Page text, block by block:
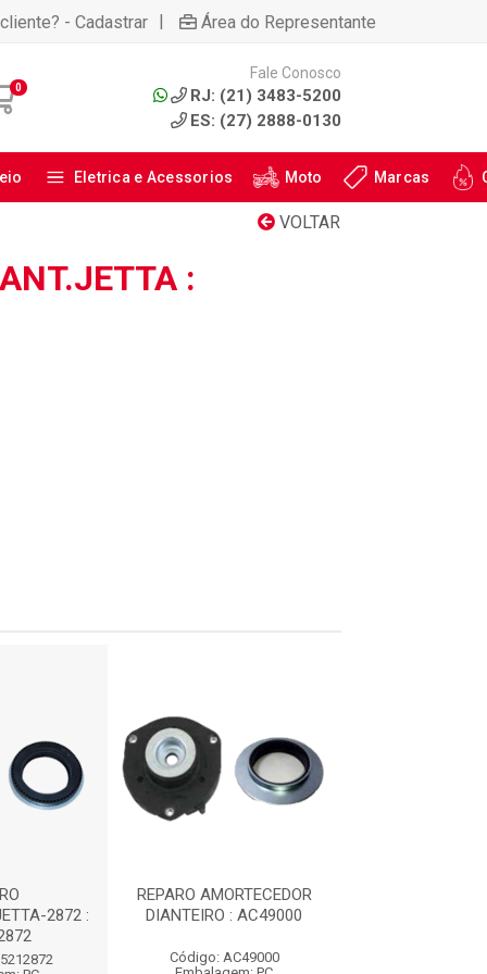
- Cadastrar | Área do Representante
0
Fale Conosco
RJ: (21) 3483-5200
ES: (27) 2888-0130
Eletrica e Acessorios Moto Marcas
VOLTAR
:
2872 :
REPARO AMORTECEDOR
DIANTEIRO : AC49000
Código: AC49000